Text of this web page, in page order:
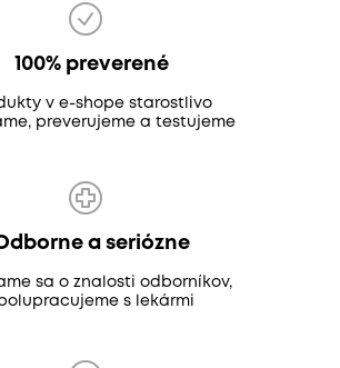
100% preverené
v e-shope starostlivo
preverujeme a testujeme
a seriózne
sa o znalosti odborníkov,
s lekármi